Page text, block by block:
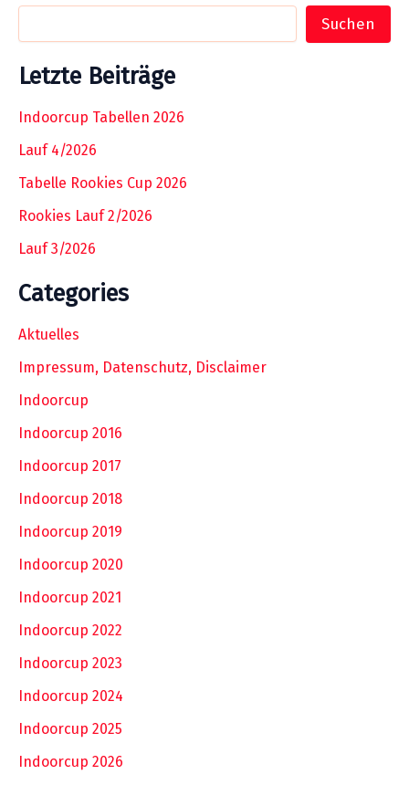
Suchen
Letzte Beiträge
Indoorcup Tabellen 2026
Lauf 4/2026
Tabelle Rookies Cup 2026
Rookies Lauf 2/2026
Lauf 3/2026
Categories
Aktuelles
Impressum, Datenschutz, Disclaimer
Indoorcup
Indoorcup 2016
Indoorcup 2017
Indoorcup 2018
Indoorcup 2019
Indoorcup 2020
Indoorcup 2021
Indoorcup 2022
Indoorcup 2023
Indoorcup 2024
Indoorcup 2025
Indoorcup 2026